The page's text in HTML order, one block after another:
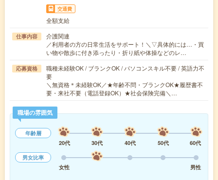
交通費
全額支給
仕事内容
介護関連
／利用者の方の日常生活をサポート！＼▽具体的には…・買
い物や散歩に付き添ったり・折り紙や体操などのレ…
応募資格
職種未経験OK / ブランクOK / パソコンスキル不要 / 英語力不
要
＼無資格＊未経験OK／★年齢不問・ブランクOK★履歴書不
要・来社不要（電話登録OK）★社会保険完備＼…
職場の雰囲気
年齢層
20代
30代 40代 50代
60代
男女比率
女性
男性